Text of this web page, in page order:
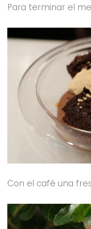
Para terminar el
Con el café una